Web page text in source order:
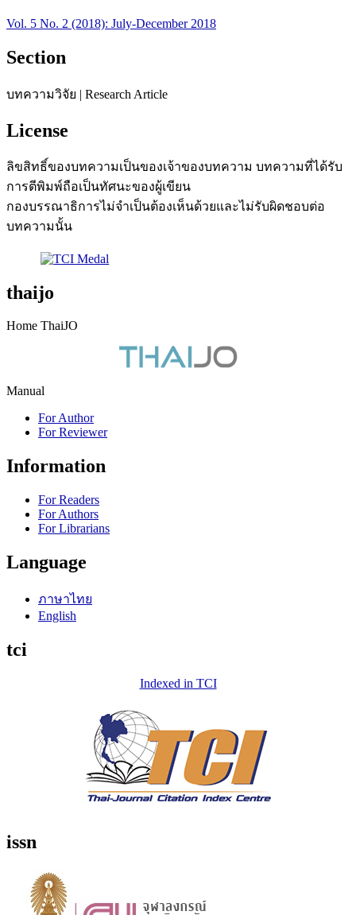
Vol. 5 No. 2 (2018): July-December 2018
Section
บทความวิจัย | Research Article
License
ลิขสิทธิ์ของบทความเป็นของเจ้าของบทความ บทความที่ได้รับ
การตีพิมพ์ถือเป็นทัศนะของผู้เขียน
กองบรรณาธิการไม่จำเป็นต้องเห็นด้วยและไม่รับผิดชอบต่อ
บทความนั้น
thaijo
Home ThaiJO
Manual
For Author
For Reviewer
Information
For Readers
For Authors
For Librarians
Language
ภาษาไทย
English
tci
Indexed in TCI
issn